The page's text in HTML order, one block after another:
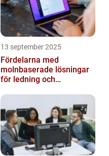
13 september 2025
Fördelarna med
molnbaserade lösningar
för ledning och